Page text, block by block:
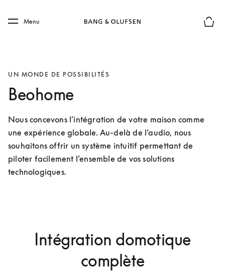
Skip to main footer
Menu
UN MONDE DE POSSIBILITÉS
Beohome
Nous concevons l’intégration de votre maison comme
une expérience globale. Au-delà de l’audio, nous
souhaitons offrir un système intuitif permettant de
piloter facilement l’ensemble de vos solutions
technologiques.
Intégration domotique
complète